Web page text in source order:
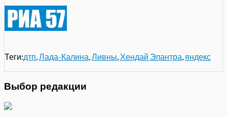
Теги:дтп Лада-Калина Ливны Хендай Элантра яндекс
Выбор редакции